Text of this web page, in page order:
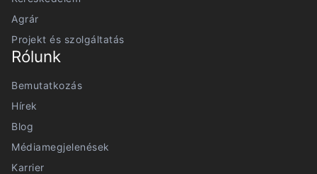
Agrár
Projekt és szolgáltatás
Rólunk
Bemutatkozás
Hírek
Blog
Médiamegjelenések
Karrier